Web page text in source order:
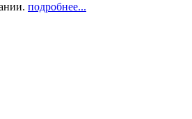
подробнее...